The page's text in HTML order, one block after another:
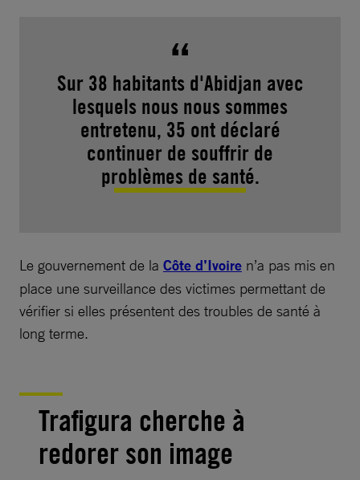
Sur 38 habitants d'Abidjan avec
lesquels nous nous sommes
entretenu, 35 ont déclaré
continuer de souffrir de
problèmes de santé.
Le gouvernement de la Côte d’Ivoire n’a pas mis en
place une surveillance des victimes permettant de
vérifier si elles présentent des troubles de santé à
long terme.
Trafigura cherche à
redorer son image